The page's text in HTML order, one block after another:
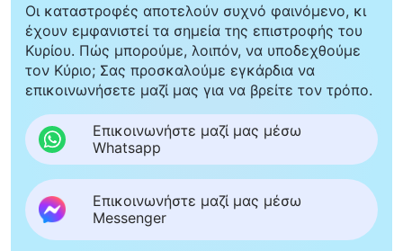
Οι καταστροφές αποτελούν συχνό φαινόμενο, κι
έχουν εμφανιστεί τα σημεία της επιστροφής του
Κυρίου. Πώς μπορούμε, λοιπόν, να υποδεχθούμε
τον Κύριο; Σας προσκαλούμε εγκάρδια να
επικοινωνήσετε μαζί μας για να βρείτε τον τρόπο.
Επικοινωνήστε μαζί μας μέσω
Whatsapp
Επικοινωνήστε μαζί μας μέσω
Messenger